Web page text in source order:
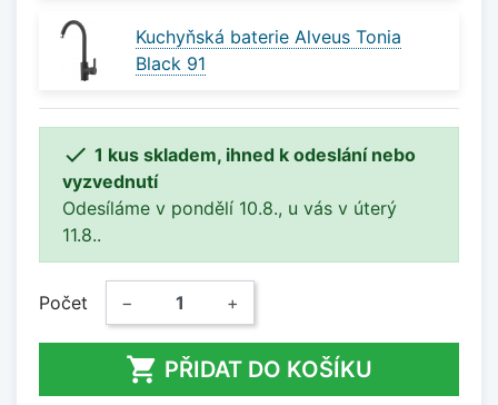
Kuchyňská baterie Alveus Tonia
Black 91
 1 kus skladem, ihned k odeslání nebo
vyzvednutí
Odesíláme v pondělí 10.8., u vás v úterý
11.8..
Počet − +
 PŘIDAT DO KOŠÍKU